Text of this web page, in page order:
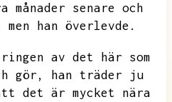
månader senare och
han överlevde.
av det här som
gör,
han träder ju
det är mycket nära